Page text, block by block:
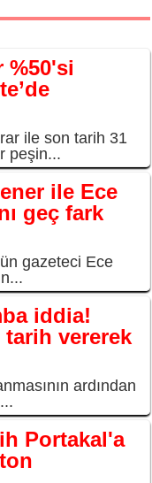
%50'si
ile son tarih 31
peşin...
ile Ece
geç fark
gazeteci Ece
iddia!
vererek
ardından
Portakal'a